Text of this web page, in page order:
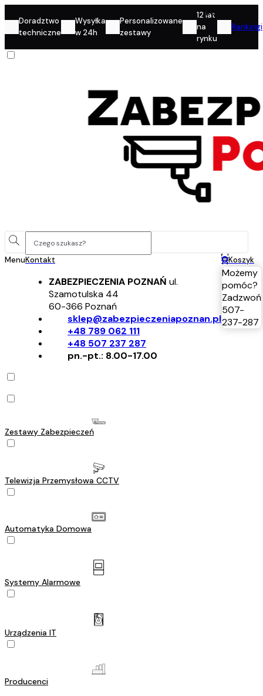
Doradztwo
techniczne
Wysyłka
w 24h
Personalizowane
zestawy
12 lat
na
rynku
Rankingi
MenuKontakt
ZABEZPIECZENIA POZNAŃ ul.
Szamotulska 44
60-366 Poznań
sklep@zabezpieczeniapoznan.pl
+48 789 062 111
+48 507 237 287
pn.-pt.: 8.00-17.00
Konto
0Koszyk
Możemy
pomóc?
Zadzwoń
507-
237-287
Zestawy Zabezpieczeń
Telewizja Przemysłowa CCTV
Automatyka Domowa
Systemy Alarmowe
Urządzenia IT
Producenci